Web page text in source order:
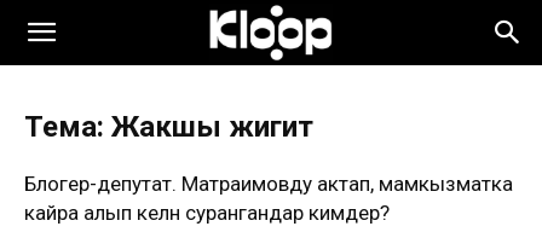
Тема: Жакшы жигит
Блогер-депутат. Матраимовду актап, мамкызматка
кайра алып келүүнү сурангандар кимдер?